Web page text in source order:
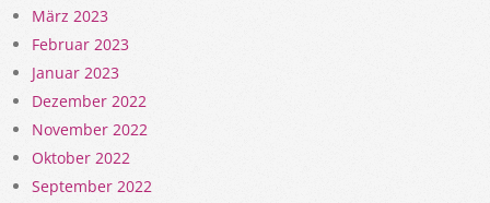
März 2023
Februar 2023
Januar 2023
Dezember 2022
November 2022
Oktober 2022
September 2022